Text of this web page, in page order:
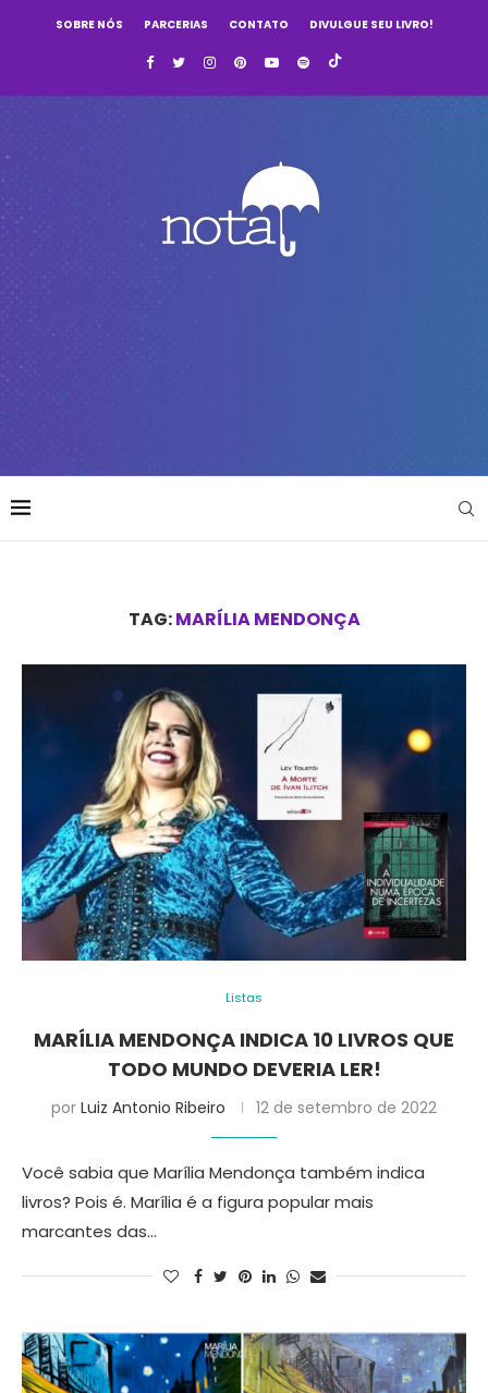
SOBRE NÓS PARCERIAS CONTATO DIVULGUE SEU LIVRO!
TAG:MARÍLIA MENDONÇA
Listas
MARÍLIA MENDONÇA INDICA 10 LIVROS QUE
TODO MUNDO DEVERIA LER!
por Luiz Antonio Ribeiro 12 de setembro de 2022
Você sabia que Marília Mendonça também indica
livros? Pois é. Marília é a figura popular mais
marcantes das…